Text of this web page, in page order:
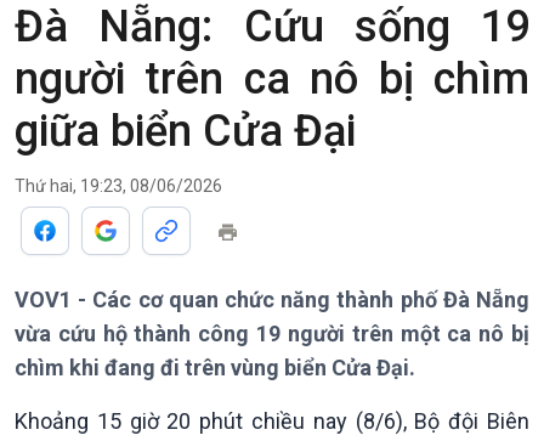
Giới thiệu
Thời sự 21h30
Bản tin
Chuyên mục
Đà Nẵng: Cứu sống 19
người trên ca nô bị chìm
giữa biển Cửa Đại
Thứ hai, 19:23, 08/06/2026
VOV1 - Các cơ quan chức năng thành phố Đà Nẵng
vừa cứu hộ thành công 19 người trên một ca nô bị
chìm khi đang đi trên vùng biển Cửa Đại.
Khoảng 15 giờ 20 phút chiều nay (8/6), Bộ đội Biên